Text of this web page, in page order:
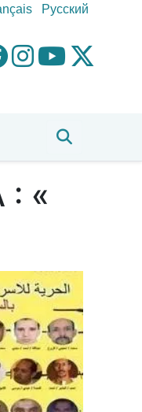
Pусский
: «